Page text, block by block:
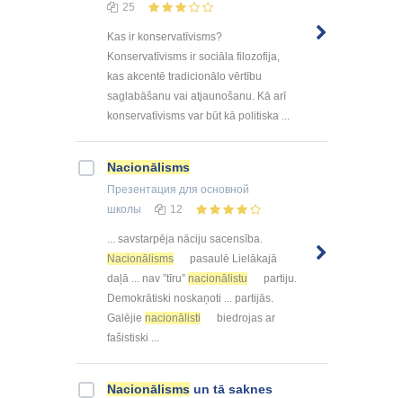
25
Kas ir konservatīvisms?
Konservatīvisms ir sociāla filozofija,
kas akcentē tradicionālo vērtību
saglabāšanu vai atjaunošanu. Kā arī
konservatīvisms var būt kā politiska ...
Nacionālisms
Презентация для основной
школы
12
... savstarpēja nāciju sacensība.
Nacionālisms
pasaulē Lielākajā
daļā ... nav ”tīru” nacionālistu
partiju.
Demokrātiski noskaņoti ... partijās.
Galējie nacionālisti
biedrojas ar
fašistiski ...
Nacionālisms un tā saknes